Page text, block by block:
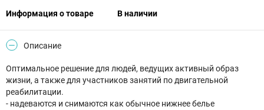
Информация о товаре В наличии
Описание
Оптимальное решение для людей, ведущих активный образ
жизни, а также для участников занятий по двигательной
реабилитации.
- надеваются и снимаются как обычное нижнее белье